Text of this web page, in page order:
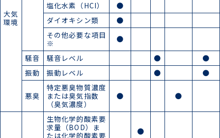
大気
環境
塩化水素（HCI）
●
ダイオキシン類
●
その他必要な項目
※
●
騒音
騒音レベル ●
●
振動
振動レベル ● ●
悪臭
特定悪臭物質濃度
または臭気指数
（臭気濃度）
● ●
生物化学的酸素要
求量（BOD）ま
たは化学的酸素要
●